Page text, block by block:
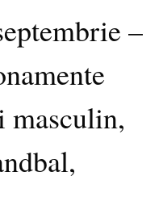
–
masculin,